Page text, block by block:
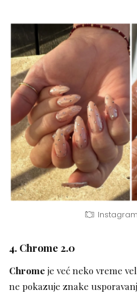
4. Chrome 2.0
Chrome je već neko vreme
ne pokazuje znake